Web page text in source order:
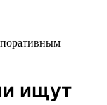
ищут